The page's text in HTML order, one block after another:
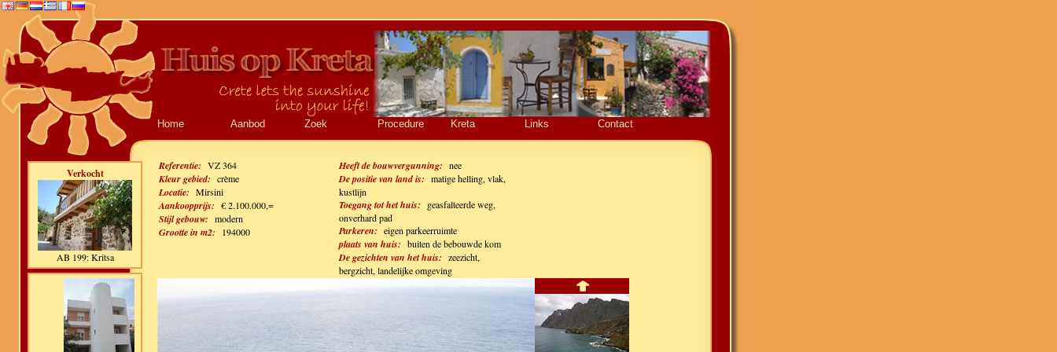
Home Aanbod Zoek Procedure Kreta Links Contact
Verkocht
AB 199: Kritsa
Referentie: VZ 364
Kleur gebied: crème
Locatie: Mirsini
Aankoopprijs: € 2.100.000,=
Stijl gebouw: modern
Grootte in m2: 194000
Heeft de bouwvergunning: nee
De positie van land is: matige helling, vlak,
kustlijn
Toegang tot het huis:
geasfalteerde weg,
onverhard pad
Parkeren: eigen parkeerruimte
plaats van huis: buiten de bebouwde kom
De gezichten van het huis: zeezicht,
bergzicht, landelijke omgeving